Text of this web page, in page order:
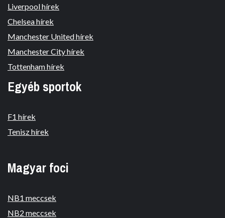
Liverpool hírek
Chelsea hírek
Manchester United hírek
Manchester City hírek
Tottenham hírek
Egyéb sportok
F1 hírek
Tenisz hírek
Magyar foci
NB1 meccsek
NB2 meccsek